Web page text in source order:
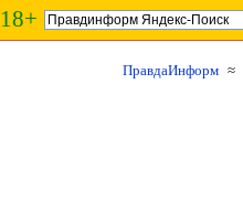
18+
ПравдаИнформ ≈